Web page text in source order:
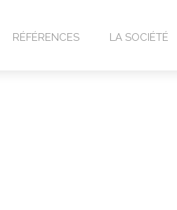
RÉFÉRENCES LA SOCIÉTÉ